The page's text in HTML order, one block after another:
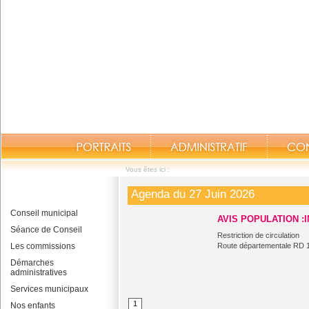
Vous êtes ici :
Conseil municipal
Séance de Conseil
Les commissions
Démarches
administratives
Services municipaux
Nos enfants
Agenda du 27 Juin 2026
AVIS POPULATION
Restriction de circulation
Route départementale RD
1